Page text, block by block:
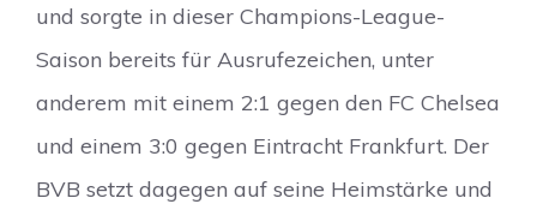
und sorgte in dieser Champions-League-
Saison bereits für Ausrufezeichen, unter
anderem mit einem 2:1 gegen den FC Chelsea
und einem 3:0 gegen Eintracht Frankfurt. Der
BVB setzt dagegen auf seine Heimstärke und